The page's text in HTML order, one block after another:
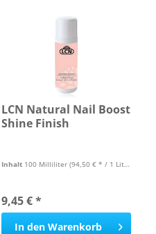
LCN Natural Nail Boost
Shine Finish
Inhalt 100 Milliliter (94,50 € * / 1 Liter)
9,45 € *
In den Warenkorb